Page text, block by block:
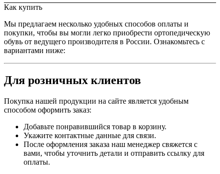
Как купить
Мы предлагаем несколько удобных способов оплаты и
покупки, чтобы вы могли легко приобрести ортопедическую
обувь от ведущего производителя в России. Ознакомьтесь с
вариантами ниже:
Для розничных клиентов
Покупка нашей продукции на сайте является удобным
способом оформить заказ:
Добавьте понравившийся товар в корзину.
Укажите контактные данные для связи.
После оформления заказа наш менеджер свяжется с
вами, чтобы уточнить детали и отправить ссылку для
оплаты.